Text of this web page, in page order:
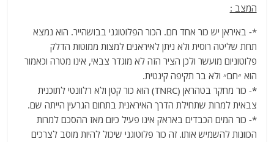
המצב :
*- באיראן יש כור אחד חם. הכור הפלוטוגני בבושהייר. הוא נמצא
תחת שליטה רוסית ולא ניתן לאיראנים למצות ממוטות הדלק
פלוטוניום מועשר ולכן הציר הזה לא מוגדר צבאי, אינו מטרה וכאמור
הוא ״חם״ ולא בר תקיפה קינטית.
*- כור מחקר בטהראן (TNRC) הוא כור קטן ולא רלוונטי לתוכנית
צבאית למרות שתחילת הדרך האיראנית בתחום הגרעין הייתה שם.
*- כור המים הכבדים באראק אינו פעיל כיום מאז ההסכם למרות
הכוונות להשמיש אותו. זה כור פלוטוגני שיכול להיות מוסב לצרכים